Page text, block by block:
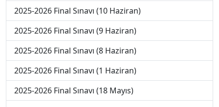
2025-2026 Final Sınavı (10 Haziran)
2025-2026 Final Sınavı (9 Haziran)
2025-2026 Final Sınavı (8 Haziran)
2025-2026 Final Sınavı (1 Haziran)
2025-2026 Final Sınavı (18 Mayıs)